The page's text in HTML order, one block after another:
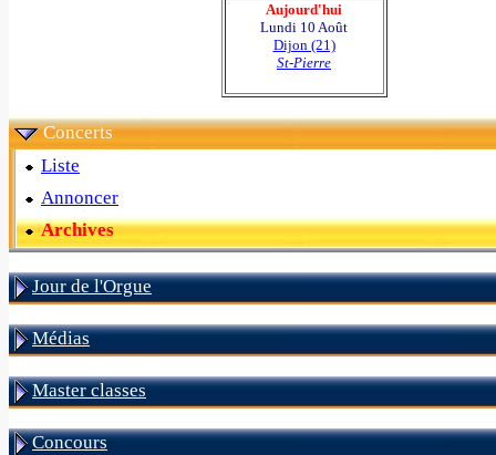
Aujourd'hui
Lundi 10 Août
Dijon (21)
St-Pierre
Concerts
Liste
Annoncer
Archives
Jour de l'Orgue
Médias
Master classes
Concours